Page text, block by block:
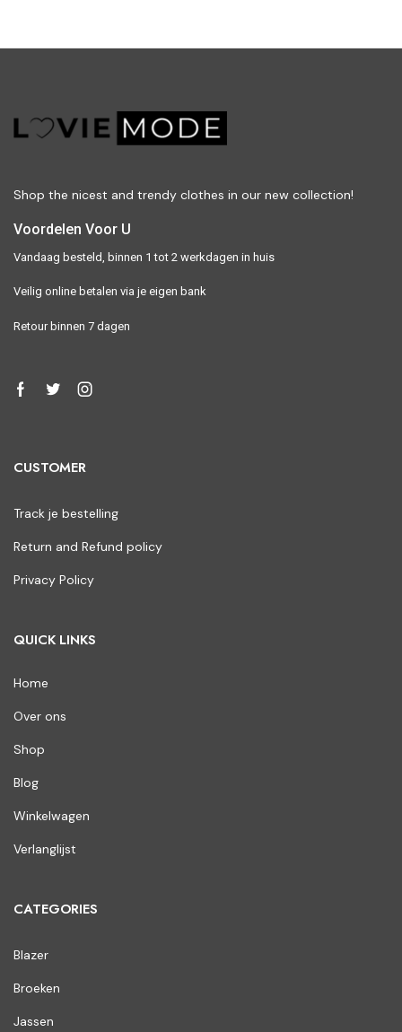
Shop the nicest and trendy clothes in our new collection!
Voordelen Voor U
Vandaag besteld, binnen 1 tot 2 werkdagen in huis
Veilig online betalen via je eigen bank
Retour binnen 7 dagen
CUSTOMER
Track je bestelling
Return and Refund policy
Privacy Policy
QUICK LINKS
Home
Over ons
Shop
Blog
Winkelwagen
Verlanglijst
CATEGORIES
Blazer
Broeken
Jassen